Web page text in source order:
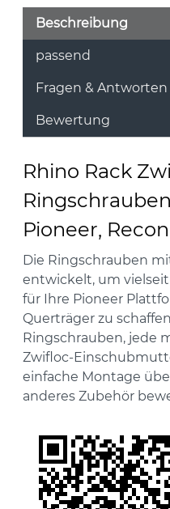
Beschreibung
passend
Fragen & Antworten
Bewertung
Rhino Rack
Pioneer,
Die Ringschrauben
entwickelt, um
für Ihre Pioneer
Querträger zu
Ringschrauben, jede
Zwifloc-
einfache Montage
anderes Zubehör